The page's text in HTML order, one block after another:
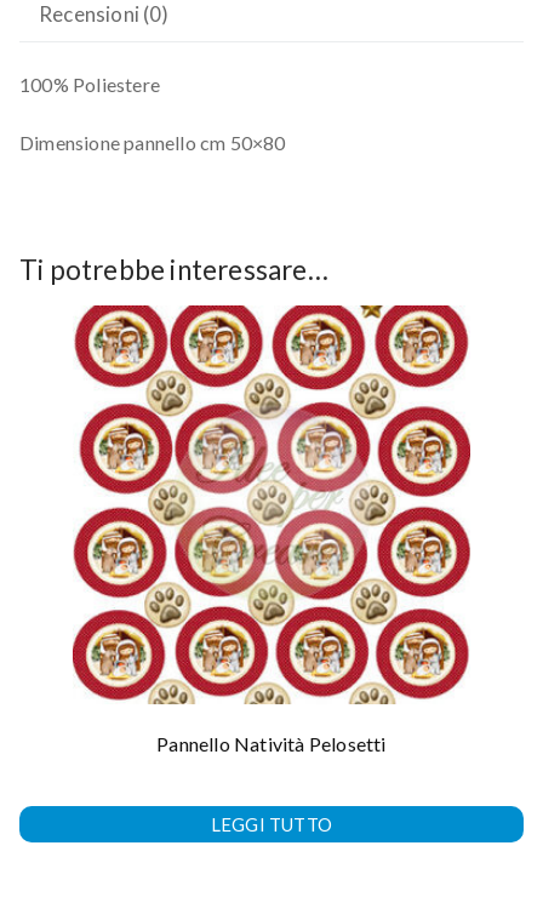
Recensioni (0)
100% Poliestere
Dimensione pannello cm 50×80
Ti potrebbe interessare…
Pannello Natività Pelosetti
LEGGI TUTTO